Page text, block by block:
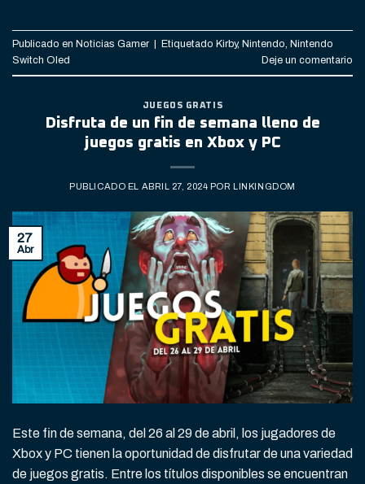
Publicado en Noticias Gamer Etiquetado Kirby, Nintendo, Nintendo
Switch Oled
Deje un comentario
JUEGOS GRATIS
Disfruta de un fin de semana lleno de
juegos gratis en Xbox y PC
PUBLICADO EL ABRIL 27, 2024 POR LINKINGDOM
27
Abr
Este fin de semana, del 26 al 29 de abril, los jugadores de
Xbox y PC tienen la oportunidad de disfrutar de una variedad
de juegos gratis. Entre los títulos disponibles se encuentran